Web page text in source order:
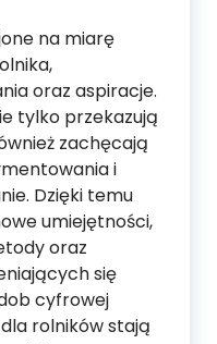
na miarę
oraz aspiracje.
tylko przekazują
zachęcają
i
Dzięki temu
umiejętności,
oraz
się
cyfrowej
rolników stają